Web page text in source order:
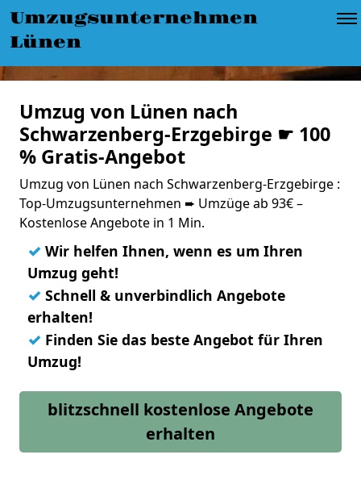
Umzugsunternehmen
Lünen
Umzug von Lünen nach
Schwarzenberg-Erzgebirge ☛ 100
% Gratis-Angebot
Umzug von Lünen nach Schwarzenberg-Erzgebirge :
Top-Umzugsunternehmen ➨ Umzüge ab 93€ –
Kostenlose Angebote in 1 Min.
✓ Wir helfen Ihnen, wenn es um Ihren
Umzug geht!
✓ Schnell & unverbindlich Angebote
erhalten!
✓ Finden Sie das beste Angebot für Ihren
Umzug!
blitzschnell kostenlose Angebote
erhalten